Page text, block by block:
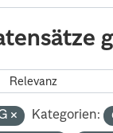
Kategorien: